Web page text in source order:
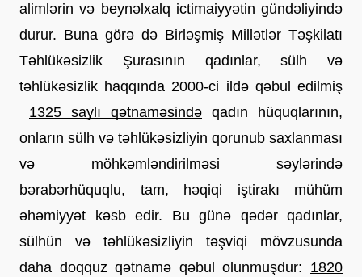
alimlərin və beynəlxalq ictimaiyyətin gündəliyində
durur. Buna görə də Birləşmiş Millətlər Təşkilatı
Təhlükəsizlik Şurasının qadınlar, sülh və
təhlükəsizlik haqqında 2000-ci ildə qəbul edilmiş
1325 saylı qətnaməsində qadın hüquqlarının,
onların sülh və təhlükəsizliyin qorunub saxlanması
və möhkəmləndirilməsi səylərində
bərabərhüquqlu, tam, həqiqi iştirakı mühüm
əhəmiyyət kəsb edir. Bu günə qədər qadınlar,
sülhün və təhlükəsizliyin təşviqi mövzusunda
daha doqquz qətnamə qəbul olunmuşdur: 1820